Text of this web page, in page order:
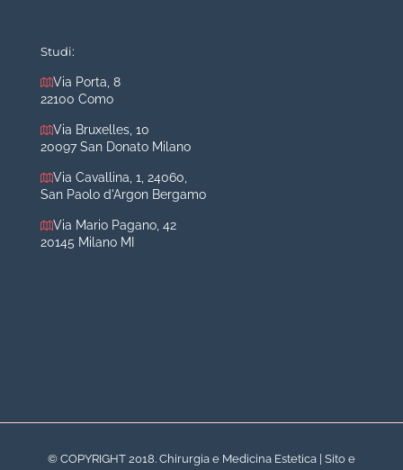
Rinoplastica
Medicina estetica Milano
Acido ialuronico viso
Aumento labbra
Filler
Studi:
Via Porta, 8
22100 Como
Via Bruxelles, 10
20097 San Donato Milano
Via Cavallina, 1, 24060,
San Paolo d'Argon Bergamo
Via Mario Pagano, 42
20145 Milano MI
© COPYRIGHT 2018. Chirurgia e Medicina Estetica | Sito e